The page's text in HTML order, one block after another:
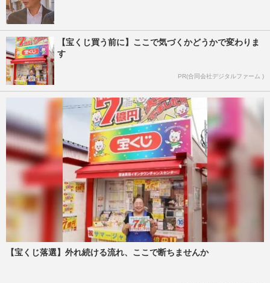
【宝くじ買う前に】ここで気づくかどうかで変わりま
す
PR(合同会社デジタルファーム )
【宝くじ落選】外れ続ける流れ、ここで断ちませんか